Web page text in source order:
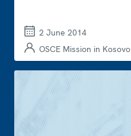
2 June 2014
OSCE Mission in Kosovo